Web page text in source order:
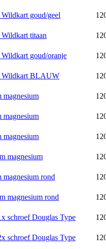
goud/geel
titaan
goud/oranje
Wildkart BLAUW
magnesium
magnesium
magnesium
magnesium
magnesium rond
magnesium rond
schroef Douglas Type
schroef Douglas Type